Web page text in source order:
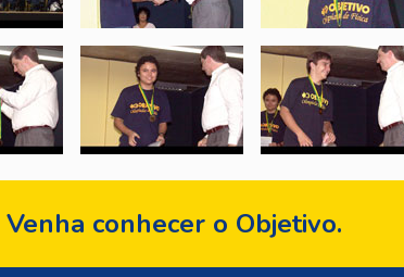
Venha conhecer o Objetivo.